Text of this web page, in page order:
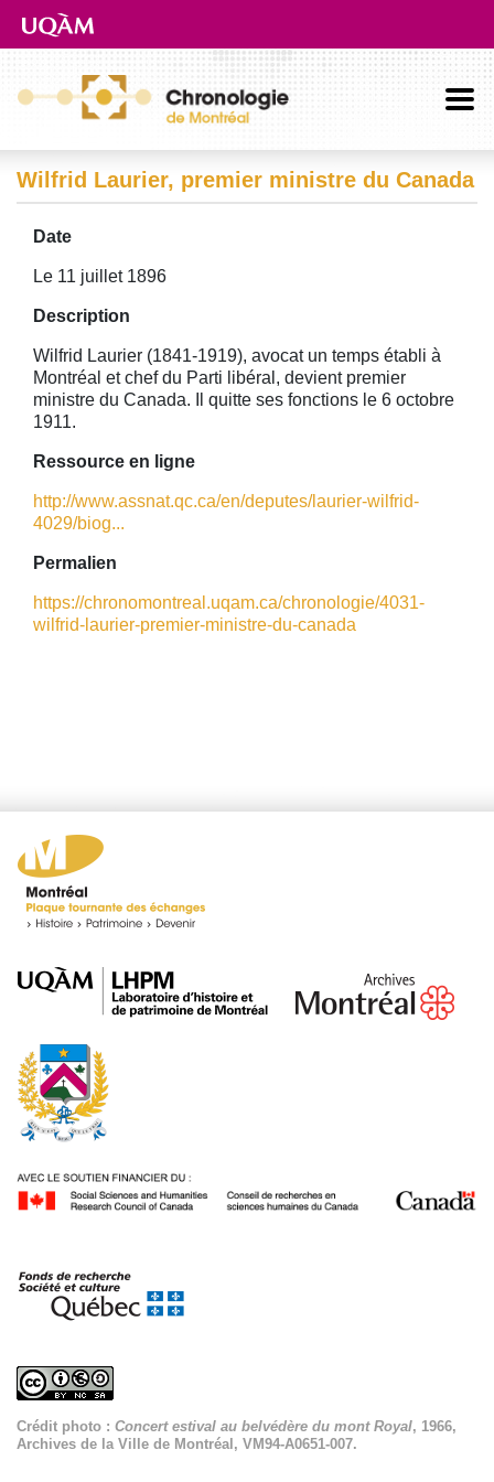
Aller directement au contenu principal
Wilfrid Laurier, premier ministre du Canada
Date
Le 11 juillet 1896
Description
Wilfrid Laurier (1841-1919), avocat un temps établi à
Montréal et chef du Parti libéral, devient premier
ministre du Canada. Il quitte ses fonctions le 6 octobre
1911.
Ressource en ligne
http://www.assnat.qc.ca/en/deputes/laurier-wilfrid-
4029/biog...
Permalien
https://chronomontreal.uqam.ca/chronologie/4031-
wilfrid-laurier-premier-ministre-du-canada
Crédit photo : Concert estival au belvédère du mont Royal, 1966,
Archives de la Ville de Montréal, VM94-A0651-007.